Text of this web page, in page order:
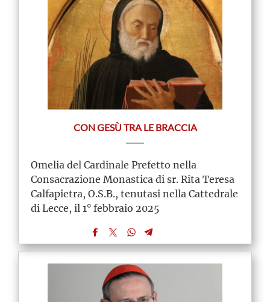
CON GESÙ TRA LE BRACCIA
Omelia del Cardinale Prefetto nella
Consacrazione Monastica di sr. Rita Teresa
Calfapietra, O.S.B., tenutasi nella Cattedrale
di Lecce, il 1° febbraio 2025